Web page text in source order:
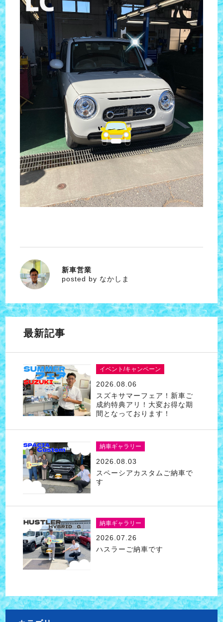
なかしま
新車営業
posted by なかしま
最新記事
イベント/キャンペーン
2026.08.06
スズキサマーフェア！新車ご
成約特典アリ！大変お得な期
間となっております！
納車ギャラリー
2026.08.03
スペーシアカスタムご納車で
す
納車ギャラリー
2026.07.26
ハスラーご納車です